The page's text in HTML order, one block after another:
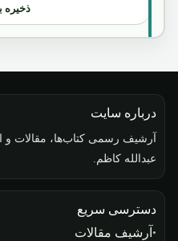
ذخیره
درباره سایت
آرشیف رسمی کتاب‌ها، مقالات و
عبدالله کاظم.
دسترسی سریع
آرشیف مقالات